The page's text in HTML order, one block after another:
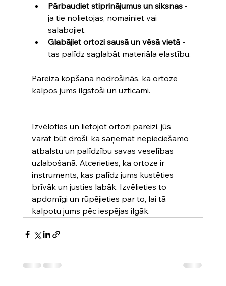
Pārbaudiet stiprinājumus un siksnas -
ja tie nolietojas, nomainiet vai
salabojiet.
Glabājiet ortozi sausā un vēsā vietā -
tas palīdz saglabāt materiāla elastību.
Pareiza kopšana nodrošinās, ka ortoze
kalpos jums ilgstoši un uzticami.
Izvēloties un lietojot ortozi pareizi, jūs
varat būt droši, ka saņemat nepieciešamo
atbalstu un palīdzību savas veselības
uzlabošanā. Atcerieties, ka ortoze ir
instruments, kas palīdz jums kustēties
brīvāk un justies labāk. Izvēlieties to
apdomīgi un rūpējieties par to, lai tā
kalpotu jums pēc iespējas ilgāk.